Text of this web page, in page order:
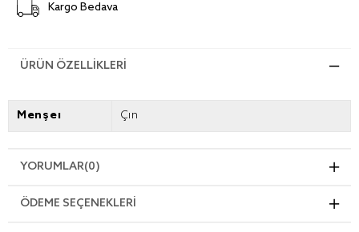
Kargo Bedava
ÜRÜN ÖZELLIKLERI
Menşei Çin
YORUMLAR(0)
ÖDEME SEÇENEKLERI